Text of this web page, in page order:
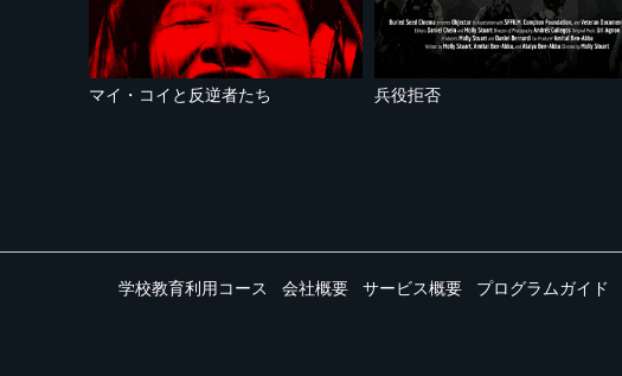
マイ・コイと反逆者たち 兵役拒否
学校教育利用コース 会社概要 サービス概要 プログラムガイド